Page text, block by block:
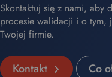
Skontaktuj się z nami, aby
procesie walidacji i o tym,
Twojej firmie.
Kontakt Co